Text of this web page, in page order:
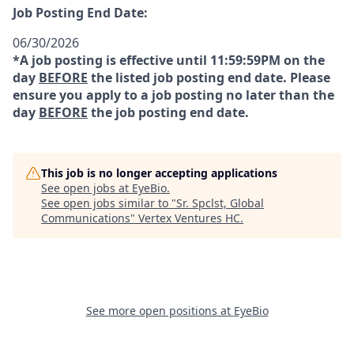
Job Posting End Date:
06/30/2026
*A job posting is effective until 11:59:59PM on the
day BEFORE the listed job posting end date. Please
ensure you apply to a job posting no later than the
day BEFORE the job posting end date.
This job is no longer accepting applications
See open jobs at EyeBio.
See open jobs similar to "Sr. Spclst, Global
Communications" Vertex Ventures HC.
See more open positions at EyeBio